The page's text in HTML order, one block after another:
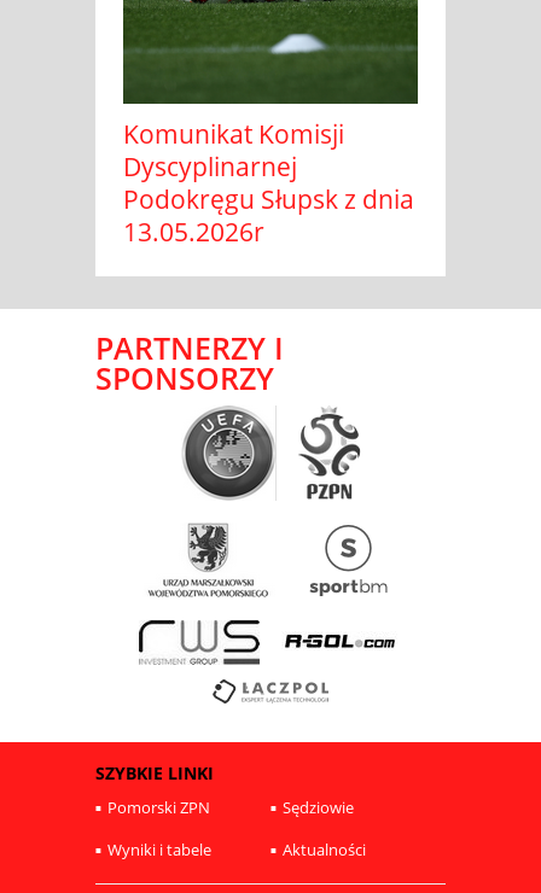
Komunikat Komisji
Dyscyplinarnej
Podokręgu Słupsk z dnia
13.05.2026r
PARTNERZY I
SPONSORZY
SZYBKIE LINKI
Pomorski ZPN
Sędziowie
Wyniki i tabele
Aktualności